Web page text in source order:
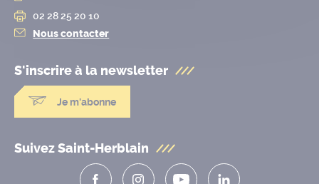
02 28 25 20 10
Nous contacter
S'inscrire à la newsletter
Je m'abonne
Suivez Saint-Herblain